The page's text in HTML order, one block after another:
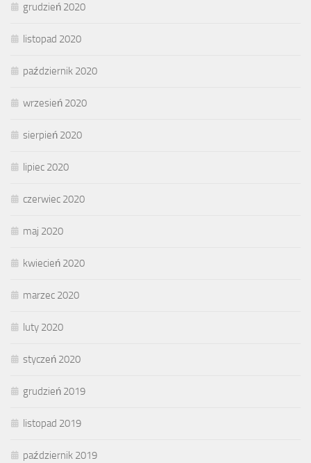
grudzień 2020
listopad 2020
październik 2020
wrzesień 2020
sierpień 2020
lipiec 2020
czerwiec 2020
maj 2020
kwiecień 2020
marzec 2020
luty 2020
styczeń 2020
grudzień 2019
listopad 2019
październik 2019